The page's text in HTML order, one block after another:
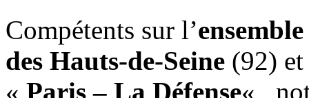
Compétents sur l’
des Hauts-de-Seine (92)
« Paris – La Défense« ,